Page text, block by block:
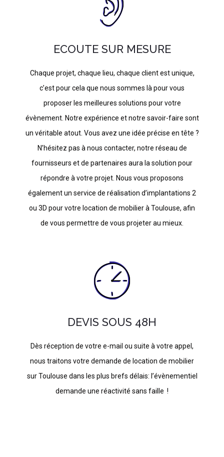
ECOUTE SUR MESURE
Chaque projet, chaque lieu, chaque client est unique,
c’est pour cela que nous sommes là pour vous
proposer les meilleures solutions pour votre
évènement. Notre expérience et notre savoir-faire sont
un véritable atout. Vous avez une idée précise en tête ?
N’hésitez pas à nous contacter, notre réseau de
fournisseurs et de partenaires aura la solution pour
répondre à votre projet. Nous vous proposons
également un service de réalisation d’implantations 2
ou 3D pour votre location de mobilier à Toulouse, afin
de vous permettre de vous projeter au mieux.
DEVIS SOUS 48H
Dès réception de votre e-mail ou suite à votre appel,
nous traitons votre demande de location de mobilier
sur Toulouse dans les plus brefs délais: l’évènementiel
demande une réactivité sans faille !